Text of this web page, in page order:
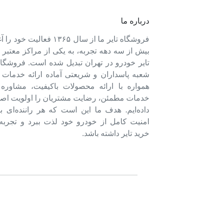
درباره ما
فروشگاه تایر ما از سال ۱۳۶۵
بیش از سه دهه تجربه، به یکی از مراکز
تایر خودرو در تهران تبدیل شده است.
شعبه پاسداران و شریعتی آماده ارائه
همواره با ارائه محصولات باکیفیت،
خدمات مطمئن، رضایت مشتریان را اولویت
داده‌ایم. هدف ما این است که هر راننده‌ای
امنیت کامل از خودرو خود لذت ببرد و
خرید تایر داشته باشد.